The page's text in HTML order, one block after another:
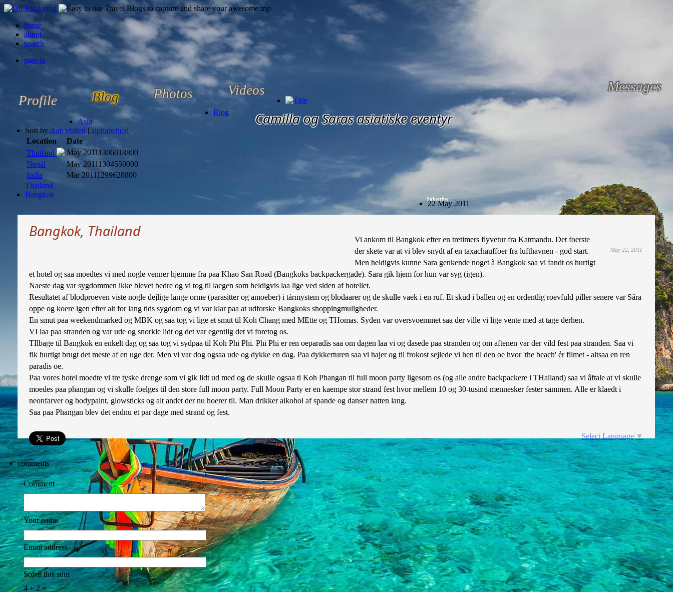
home
about
search
sign in
Profile Blog Photos Videos Messages
Subscribe
Camilla og Saras asiatiske eventyr
Blog
Asia
Sort by date visited | alphabetical
Location
Date
Thailand
May 20111306018800
Nepal
May 20111304550000
India
Mar 20111299628800
Thailand
Bangkok
22 May 2011
Bangkok, Thailand
May 22, 2011
Vi ankom til Bangkok efter en tretimers flyvetur fra Katmandu. Det foerste
der skete var at vi blev snydt af en taxachauffoer fra lufthavnen - god start.
Men heldigvis kunne Sara genkende noget à Bangkok saa vi fandt os hurtigt
et hotel og saa moedtes vi med nogle venner hjemme fra paa Khao San Road (Bangkoks backpackergade). Sara gik hjem for hun var syg (igen).
Naeste dag var sygdommen ikke blevet bedre og vi tog til laegen som heldigvis laa lige ved siden af hotellet.
Resultatet af blodproeven viste nogle dejlige lange orme (parasitter og amoeber) i tảrmystem og blodaarer og de skulle vaek i en ruf. Et skud i ballen og en ordentlig roevfuld piller senere var Sâra
oppe og koere igen efter alt for lang tids sygdom og vi var klar paa at udforske Bangkoks shoppingmuligheder.
En smut paa weekendmarked og MBK og saa tog vi lige et smut til Koh Chang med MEtte og THomas. Syden var oversvoemmet saa der ville vi lige vente med at tage derhen.
VI laa paa stranden og var ude og snorkle lidt og det var egentlig det vi foretog os.
TIlbage til Bangkok en enkelt dag og saa tog vi sydpaa til Koh Phi Phi. Phi Phi er ren oeparadis saa om dagen laa vi og dasede paa stranden og om aftenen var der vild fest paa stranden. Saa vi
fik hurtigt brugt det meste af en uge der. Men vi var dog ogsaa ude og dykke en dag. Paa dykkerturen saa vi hajer og til frokost sejlede vi hen til den oe hvor 'the beach' ẻr filmet - altsaa en ren
paradis oe.
Paa vores hotel moedte vi tre tyske drenge som vi gik lidt ud med og de skulle ogsaa ti Koh Phangan til full moon party ligesom os (og alle andre backpackere i THailand) saa vi âftale at vi skulle
moedes paa phangan og vi skulle foelges til den store full moon party. Full Moon Party er en kaempe stor strand fest hvor mellem 10 og 30-tusind mennesker fester sammen. Alle er klaedt i
neonfarver og bodypaint, glowsticks og alt andet der nu hoerer til. Man drikker alkohol af spande og danser natten lang.
Saa paa Phangan blev det endnu et par dage med strand og fest.
Select Language ▼
comments
Comment
Your name
Email address
Solve this sum
4 + 2 =